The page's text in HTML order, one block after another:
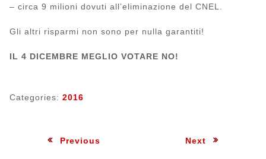
– circa 9 milioni dovuti all’eliminazione del CNEL.
Gli altri risparmi non sono per nulla garantiti!
IL 4 DICEMBRE MEGLIO VOTARE NO!
Categories: 2016
Navigazione
Previous Next: